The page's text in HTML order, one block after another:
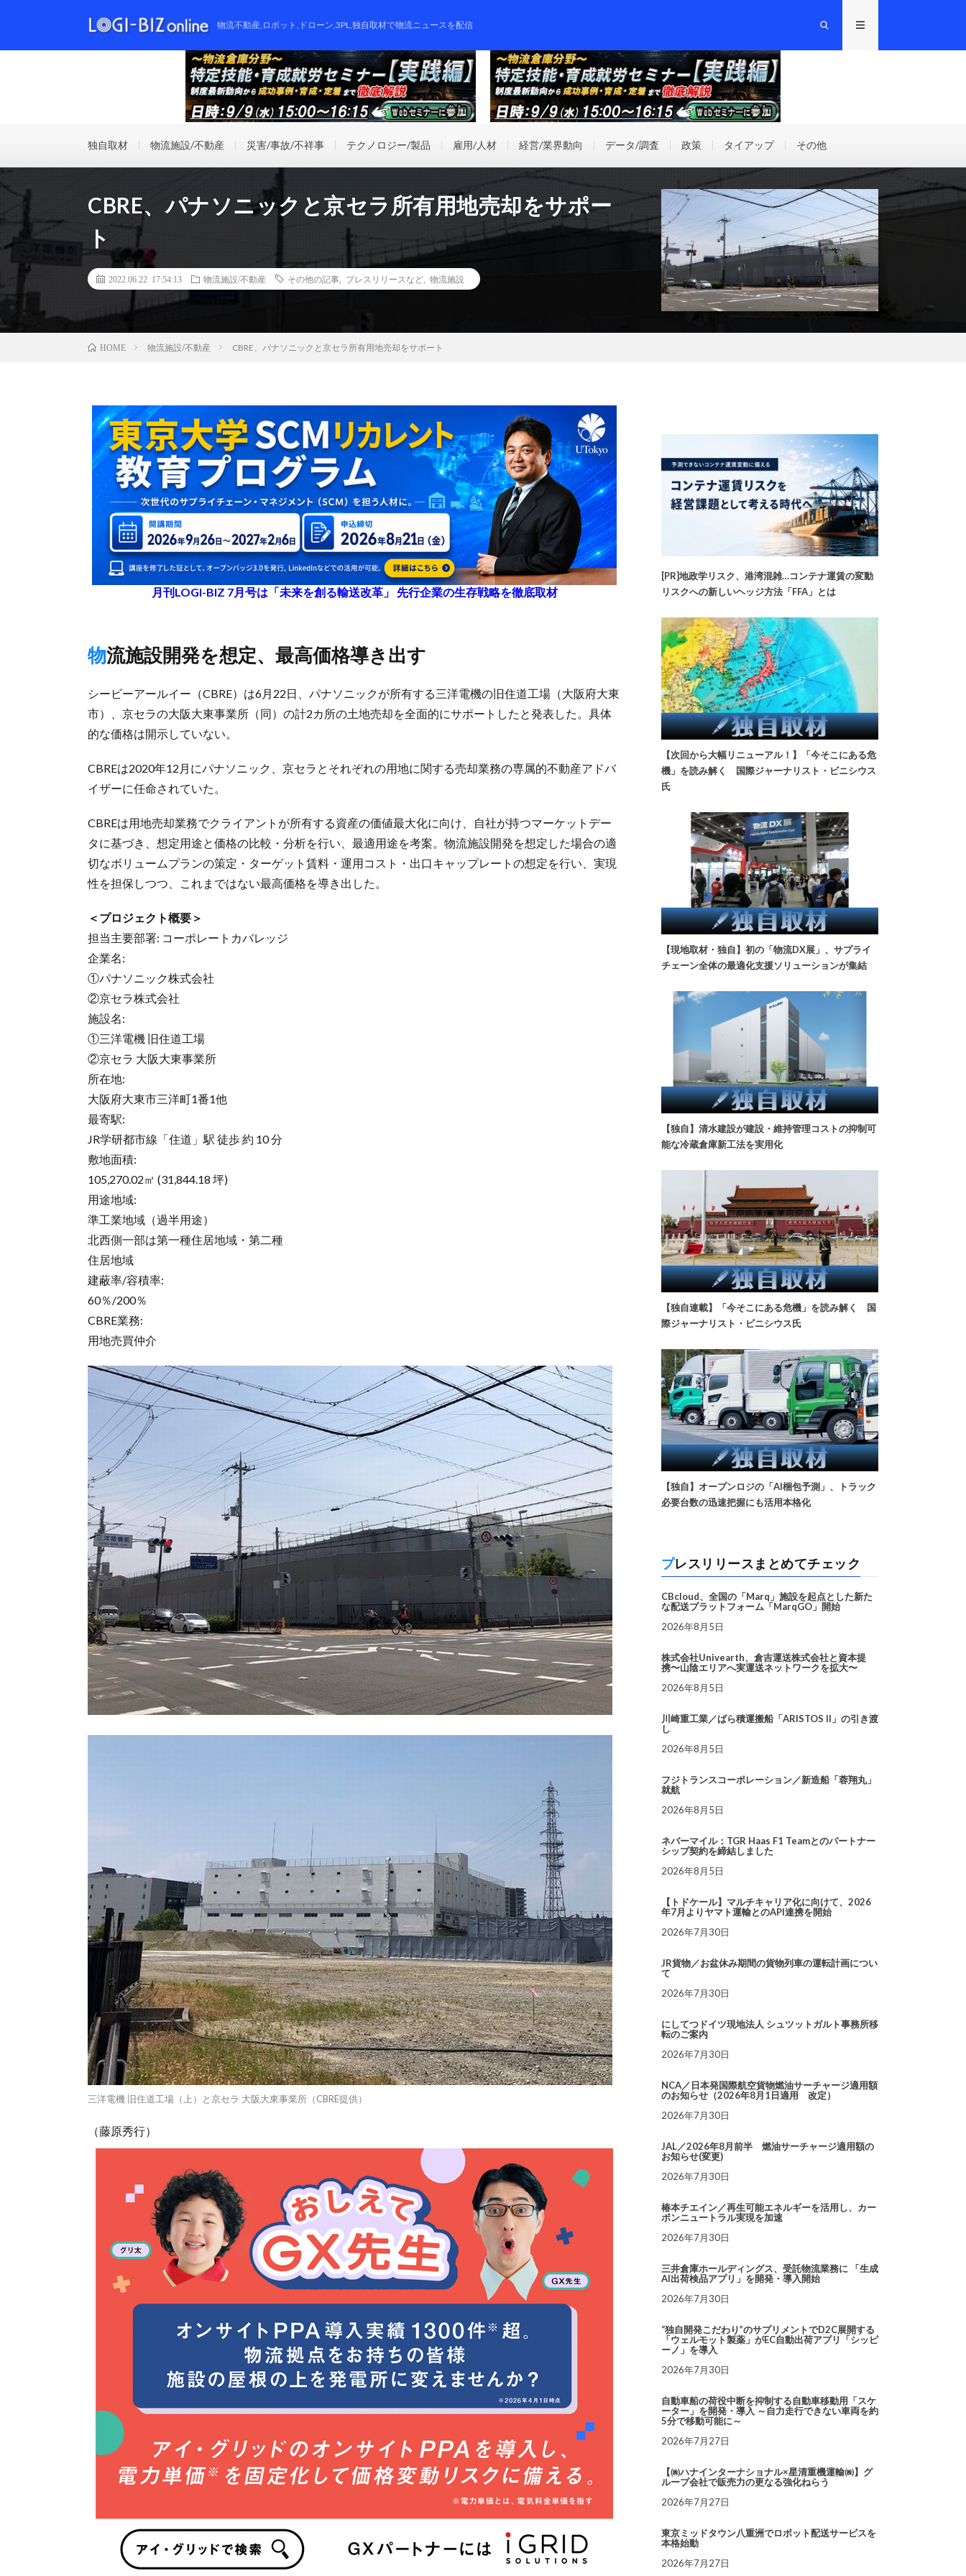
物流不動産,ロボット,ドローン,3PL,独自取材で物流ニュースを配信
独自取材 物流施設/不動産 災害/事故/不祥事 テクノロジー/製品 雇用/人材 経営/業界動向 データ/調査 政策 タイアップ その他
CBRE、パナソニックと京セラ所有用地売却をサポー
ト
2022.06.22 17:54:13 物流施設/不動産 その他の記事 プレスリリースなど 物流施設
HOME 物流施設/不動産 CBRE、パナソニックと京セラ所有用地売却をサポート
月刊LOGI-BIZ 7月号は「未来を創る輸送改革」 先行企業の生存戦略を徹底取材
物流施設開発を想定、最高価格導き出す
シービーアールイー（CBRE）は6月22日、パナソニックが所有する三洋電機の旧住道工場（大阪府大東
市）、京セラの大阪大東事業所（同）の計2カ所の土地売却を全面的にサポートしたと発表した。具体
的な価格は開示していない。
CBREは2020年12月にパナソニック、京セラとそれぞれの用地に関する売却業務の専属的不動産アドバ
イザーに任命されていた。
CBREは用地売却業務でクライアントが所有する資産の価値最大化に向け、自社が持つマーケットデー
タに基づき、想定用途と価格の比較・分析を行い、最適用途を考案。物流施設開発を想定した場合の適
切なボリュームプランの策定・ターゲット賃料・運用コスト・出口キャップレートの想定を行い、実現
性を担保しつつ、これまではない最高価格を導き出した。
＜プロジェクト概要＞
担当主要部署: コーポレートカバレッジ
企業名:
①パナソニック株式会社
②京セラ株式会社
施設名:
①三洋電機 旧住道工場
②京セラ 大阪大東事業所
所在地:
大阪府大東市三洋町1番1他
最寄駅:
JR学研都市線「住道」駅 徒歩 約 10 分
敷地面積:
105,270.02㎡ (31,844.18 坪)
用途地域:
準工業地域（過半用途）
北西側一部は第一種住居地域・第二種
住居地域
建蔽率/容積率:
60％/200％
CBRE業務:
用地売買仲介
三洋電機 旧住道工場（上）と京セラ 大阪大東事業所（CBRE提供）
（藤原秀行）
[PR]地政学リスク、港湾混雑…コンテナ運賃の変動
リスクへの新しいヘッジ方法「FFA」とは
【次回から大幅リニューアル！】「今そこにある危
機」を読み解く 国際ジャーナリスト・ビニシウス
氏
【現地取材・独自】初の「物流DX展」、サプライ
チェーン全体の最適化支援ソリューションが集結
【独自】清水建設が建設・維持管理コストの抑制可
能な冷蔵倉庫新工法を実用化
【独自連載】「今そこにある危機」を読み解く 国
際ジャーナリスト・ビニシウス氏
【独自】オープンロジの「AI梱包予測」、トラック
必要台数の迅速把握にも活用本格化
プレスリリースまとめてチェック
CBcloud、全国の「Marq」施設を起点とした新た
な配送プラットフォーム「MarqGO」開始
2026年8月5日
株式会社Univearth、倉吉運送株式会社と資本提
携〜山陰エリアへ実運送ネットワークを拡大〜
2026年8月5日
川崎重工業／ばら積運搬船「ARISTOS II」の引き渡
し
2026年8月5日
フジトランスコーポレーション／新造船「蓉翔丸」
就航
2026年8月5日
ネバーマイル：TGR Haas F1 Teamとのパートナー
シップ契約を締結しました
2026年8月5日
【トドケール】マルチキャリア化に向けて、2026
年7月よりヤマト運輸とのAPI連携を開始
2026年7月30日
JR貨物／お盆休み期間の貨物列車の運転計画につい
て
2026年7月30日
にしてつドイツ現地法人 シュツットガルト事務所移
転のご案内
2026年7月30日
NCA／日本発国際航空貨物燃油サーチャージ適用額
のお知らせ（2026年8月1日適用 改定）
2026年7月30日
JAL／2026年8月前半 燃油サーチャージ適用額の
お知らせ(変更)
2026年7月30日
椿本チエイン／再生可能エネルギーを活用し、カー
ボンニュートラル実現を加速
2026年7月30日
三井倉庫ホールディングス、受託物流業務に 「生成
AI出荷検品アプリ」を開発・導入開始
2026年7月30日
“独自開発こだわり”のサプリメントでD2C展開する
「ウェルモット製薬」がEC自動出荷アプリ「シッピ
ーノ」を導入
2026年7月30日
自動車船の荷役中断を抑制する自動車移動用「スケ
ーター」を開発・導入 ～自力走行できない車両を約
5分で移動可能に～
2026年7月27日
【㈱ハナインターナショナル×星清重機運輸㈱】グ
ループ会社で販売力の更なる強化ねらう
2026年7月27日
東京ミッドタウン八重洲でロボット配送サービスを
本格始動
2026年7月27日